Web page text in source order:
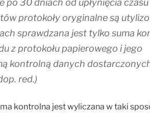
po 30 dniach od upłynięcia czasu
protokoły oryginalne są
sprawdzana jest tylko suma
z protokołu papierowego i jego
kontrolną danych
red.)
kontrolna jest wyliczana w taki